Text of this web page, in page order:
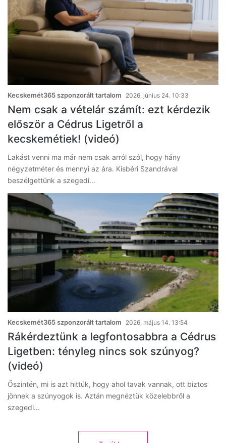
Kecskemét365 szponzorált tartalom 2026, június 24. 10:33
Nem csak a vételár számít: ezt kérdezik
először a Cédrus Ligetről a
kecskemétiek! (videó)
Lakást venni ma már nem csak arról szól, hogy hány
négyzetméter és mennyi az ára. Kisbéri Szandrával
beszélgettünk a szegedi…
Kecskemét365 szponzorált tartalom 2026, május 14. 13:54
Rákérdeztünk a legfontosabbra a Cédrus
Ligetben: tényleg nincs sok szúnyog?
(videó)
Őszintén, mi is azt hittük, hogy ahol tavak vannak, ott biztos
jönnek a szúnyogok is. Aztán megnéztük közelebbről a
szegedi…